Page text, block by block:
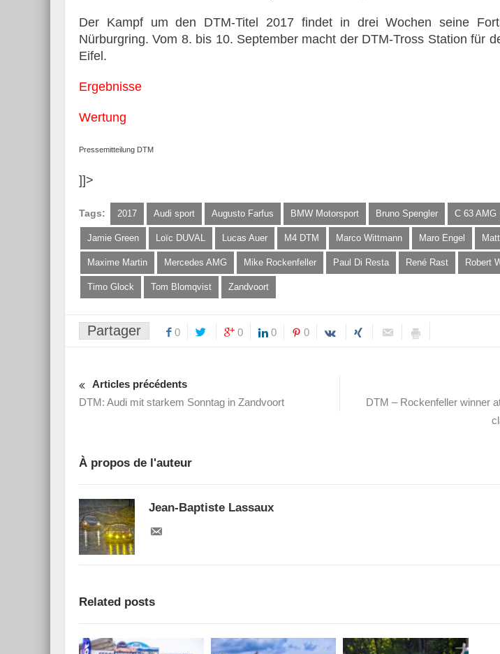
Der Kampf um den DTM-Titel 2017 findet in drei Wochen seine
Nürburgring. Vom 8. bis 10. September macht der DTM-Tross Station für
Eifel.
Ergebnisse
Wertung
Pressemitteilung DTM
]]>
Tags: 2017 Audi sport Augusto Farfus BMW Motorsport Bruno Spengler C 63 AMG
Jamie Green Loïc DUVAL Lucas Auer M4 DTM Marco Wittmann Maro Engel
Maxime Martin Mercedes AMG Mike Rockenfeller Paul Di Resta René Rast Robert
Timo Glock Tom Blomqvist Zandvoort
Partager 0 0 0 0
Articles précédents
DTM: Audi mit starkem Sonntag in Zandvoort
DTM – Rockenfeller winner
À propos de l'auteur
Jean-Baptiste Lassaux
Related posts